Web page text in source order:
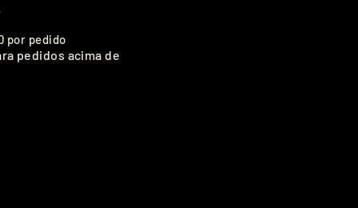
por pedido
pedidos acima de